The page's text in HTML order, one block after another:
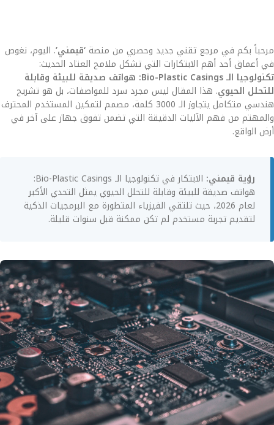
مرحباً بكم في مرجع تقني جديد وحصري من منصة ‘قيمني’. اليوم، نغوص
في أعماق أحد أهم الابتكارات التي تشكل ملامح العتاد الحديث:
تكنولوجيا الـ Bio-Plastic Casings: هواتف صديقة للبيئة وقابلة
للتحلل الحيوي. هذا المقال ليس مجرد سرد للمواصفات، بل هو تشريح
هندسي متكامل يتجاوز الـ 3000 كلمة، مصمم لتمكين المستخدم المحترف
والمهتم من فهم الآليات الدقيقة التي تضمن تفوق جهاز على آخر في
أرض الواقع.
رؤية قيمني:
الابتكار في تكنولوجيا الـ Bio-Plastic Casings:
هواتف صديقة للبيئة وقابلة للتحلل الحيوي يمثل التحدي الأكبر
لعام 2026، حيث تلتقي الفيزياء المتطورة مع البرمجيات الذكية
لتقديم تجربة مستخدم لم تكن ممكنة قبل سنوات قليلة.